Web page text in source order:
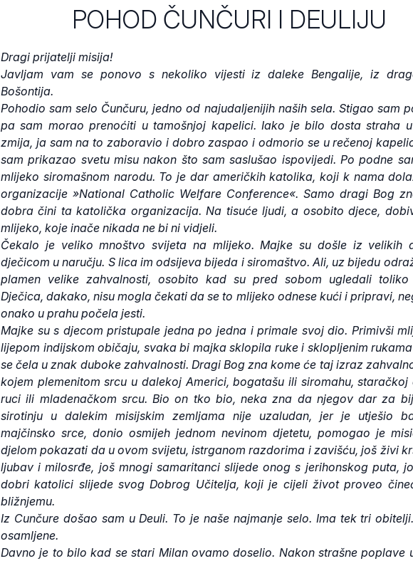
POHOD ČUNČURI I DEULIJU
Dragi prijatelji misija!
Javljam vam se ponovo s nekoliko vijesti iz daleke Bengalije, iz
Bošontija.
Pohodio sam selo Čunčuru, jedno od najudaljenijih naših sela. Stigao sam
pa sam morao prenoćiti u tamošnjoj kapelici. Iako je bilo dosta straha
zmija, ja sam na to zaboravio i dobro zaspao i odmorio se u rečenoj
sam prikazao svetu misu nakon što sam saslušao ispovijedi. Po podne
mlijeko siromašnom narodu. To je dar američkih katolika, koji k nama
organizacije »National Catholic Welfare Conference«. Samo dragi Bog
dobra čini ta katolička organizacija. Na tisuće ljudi, a osobito djece,
mlijeko, koje inače nikada ne bi ni vidjeli.
Čekalo je veliko mnoštvo svijeta na mlijeko. Majke su došle iz velikih
dječicom u naručju. S lica im odsijeva bijeda i siromaštvo. Ali, uz bijedu
plamen velike zahvalnosti, osobito kad su pred sobom ugledali toliko
Dječica, dakako, nisu mogla čekati da se to mlijeko odnese kući i pripravi,
onako u prahu počela jesti.
Majke su s djecom pristupale jedna po jedna i primale svoj dio. Primivši
lijepom indijskom običaju, svaka bi majka sklopila ruke i sklopljenim
se čela u znak duboke zahvalnosti. Dragi Bog zna kome će taj izraz
kojem plemenitom srcu u dalekoj Americi, bogatašu ili siromahu, staračkoj
ruci ili mladenačkom srcu. Bio on tko bio, neka zna da njegov dar za
sirotinju u dalekim misijskim zemljama nije uzaludan, jer je utješio
majčinsko srce, donio osmijeh jednom nevinom djetetu, pomogao je
djelom pokazati da u ovom svijetu, istrganom razdorima i zavišću, još živi
ljubav i milosrđe, još mnogi samaritanci slijede onog s jerihonskog puta,
dobri katolici slijede svog Dobrog Učitelja, koji je cijeli život proveo
bližnjemu.
Iz Cunčure došao sam u Deuli. To je naše najmanje selo. Ima tek tri
osamljene.
Davno je to bilo kad se stari Milan ovamo doselio. Nakon strašne poplave